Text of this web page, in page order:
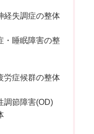
経失調症の整体
・睡眠障害の整
労症候群の整体
調節障害(OD)